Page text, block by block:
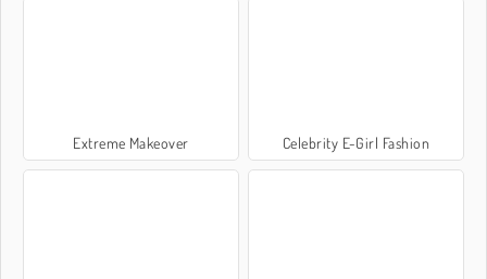
Extreme Makeover Celebrity E-Girl Fashion